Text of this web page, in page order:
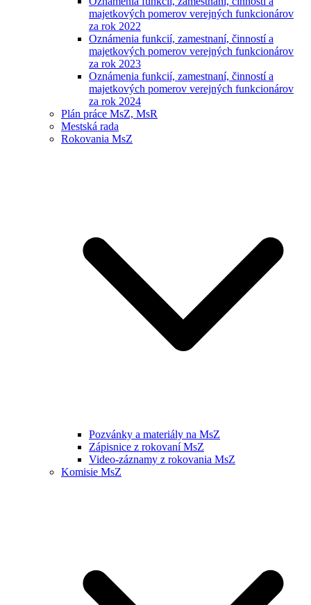
majetkových pomerov verejných funkcionárov
za rok 2022
Oznámenia funkcií, zamestnaní, činností a
majetkových pomerov verejných funkcionárov
za rok 2023
Oznámenia funkcií, zamestnaní, činností a
majetkových pomerov verejných funkcionárov
za rok 2024
Plán práce MsZ, MsR
Mestská rada
Rokovania MsZ
Pozvánky a materiály na MsZ
Zápisnice z rokovaní MsZ
Video-záznamy z rokovania MsZ
Komisie MsZ